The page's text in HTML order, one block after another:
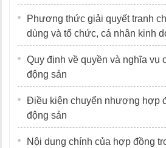
Phương thức giải quyết tranh
dùng và tổ chức, cá nhân kinh
Quy định về quyền và nghĩa vụ
động sản
Điều kiện chuyển nhượng hợp
động sản
Nội dung chính của hợp đồng